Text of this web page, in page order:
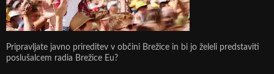
Pripravljate javno prireditev v občini Brežice in bi jo želeli predstaviti
poslušalcem radia Brežice Eu?